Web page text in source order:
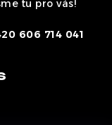
tu pro vás!
606 714 041